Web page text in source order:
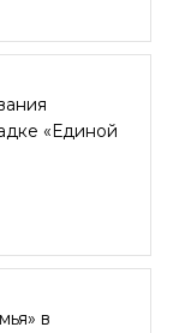
«Единой
в